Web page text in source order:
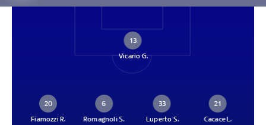
13
Vicario G.
20
Fiamozzi R.
6
Romagnoli S.
33
Luperto S.
21
Cacace L.